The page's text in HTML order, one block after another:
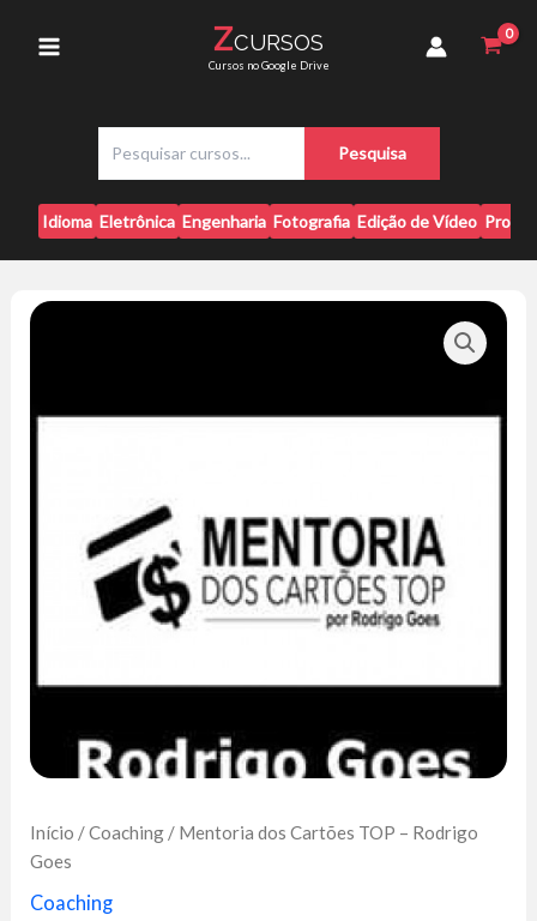
Menu
ZCURSOS
Cursos no Google Drive
s
q
u
i
a
Pesquisa
Idioma Eletrônica Engenharia Fotografia Edição de Vídeo
Início /Coaching / Mentoria dos Cartões TOP – Rodrigo
Goes
Coaching